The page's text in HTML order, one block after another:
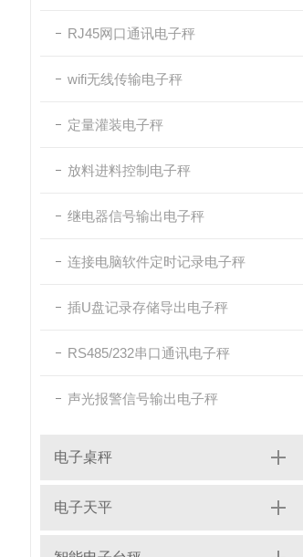
RJ45网口通讯电子秤
wifi无线传输电子秤
定量灌装电子秤
放料进料控制电子秤
继电器信号输出电子秤
连接电脑软件定时记录电子秤
插U盘记录存储导出电子秤
RS485/232串口通讯电子秤
声光报警信号输出电子秤
电子桌秤
电子天平